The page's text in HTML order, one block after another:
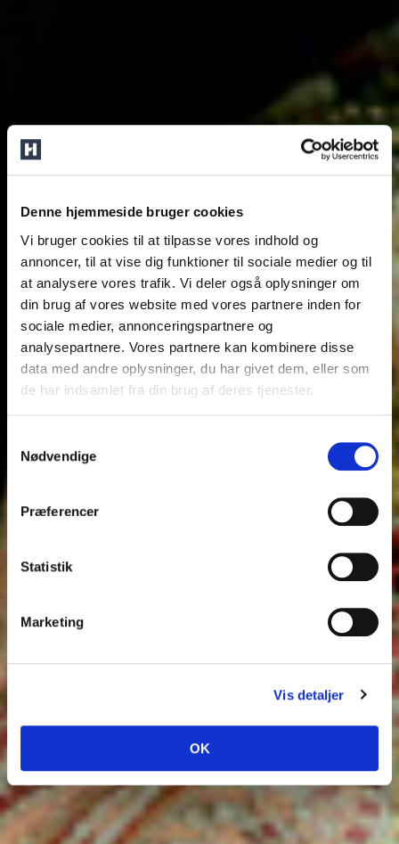
Denne hjemmeside bruger cookies
Vi bruger cookies til at tilpasse vores indhold og
annoncer, til at vise dig funktioner til sociale medier og til
at analysere vores trafik. Vi deler også oplysninger om
din brug af vores website med vores partnere inden for
sociale medier, annonceringspartnere og
analysepartnere. Vores partnere kan kombinere disse
data med andre oplysninger, du har givet dem, eller som
de har indsamlet fra din brug af deres tjenester.
Nødvendige
Præferencer
Statistik
Marketing
Vis detaljer
OK